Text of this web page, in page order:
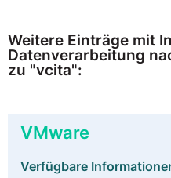
Weitere Einträge mit
Datenverarbeitung
zu "vcita":
VMware
Verfügbare